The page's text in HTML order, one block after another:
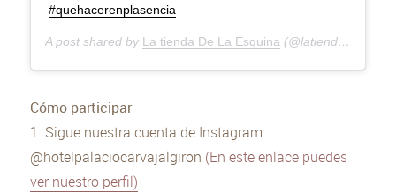
#quehacerenplasencia
A post shared by La tienda De La Esquina (@latiendadelaesquina) on
Cómo participar
1. Sigue nuestra cuenta de Instagram
@hotelpalaciocarvajalgiron (En este enlace puedes
ver nuestro perfil)